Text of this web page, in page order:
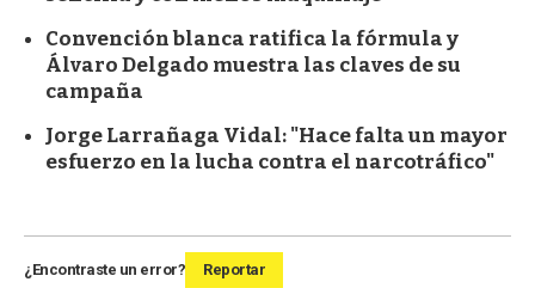
Convención blanca ratifica la fórmula y
Álvaro Delgado muestra las claves de su
campaña
Jorge Larrañaga Vidal: "Hace falta un mayor
esfuerzo en la lucha contra el narcotráfico"
¿Encontraste un error? Reportar